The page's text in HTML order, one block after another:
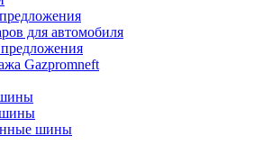
для автомобиля
Gazpromneft
шины